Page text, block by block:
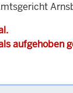
aufgehoben